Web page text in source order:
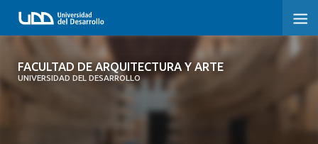
FACULTAD DE ARQUITECTURA Y ARTE
UNIVERSIDAD DEL DESARROLLO
FACULTAD DE ARQUITECTURA Y ARTE